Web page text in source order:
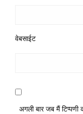
वेबसाईट
अगली बार जब मैं